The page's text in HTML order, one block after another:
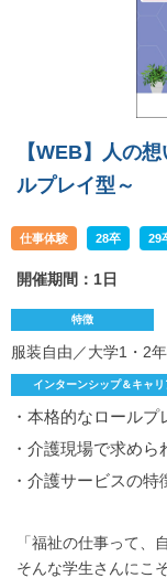
【WEB】人の
ルプレイ型～
仕事体験 28卒 29
開催期間：1日
特徴
服装自由／大学1・2
インターンシップ＆キャ
・本格的なロール
・介護現場で求め
・介護サービスの特
「福祉の仕事って、
そんな学生さんにこ